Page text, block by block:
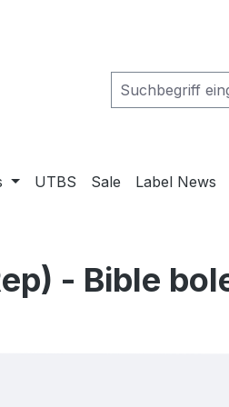
UTBS Sale Label News
- Bible